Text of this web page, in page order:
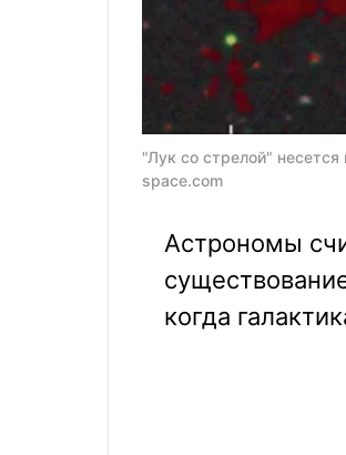
"Лук со стрелой"
space.com
Астрономы
когда